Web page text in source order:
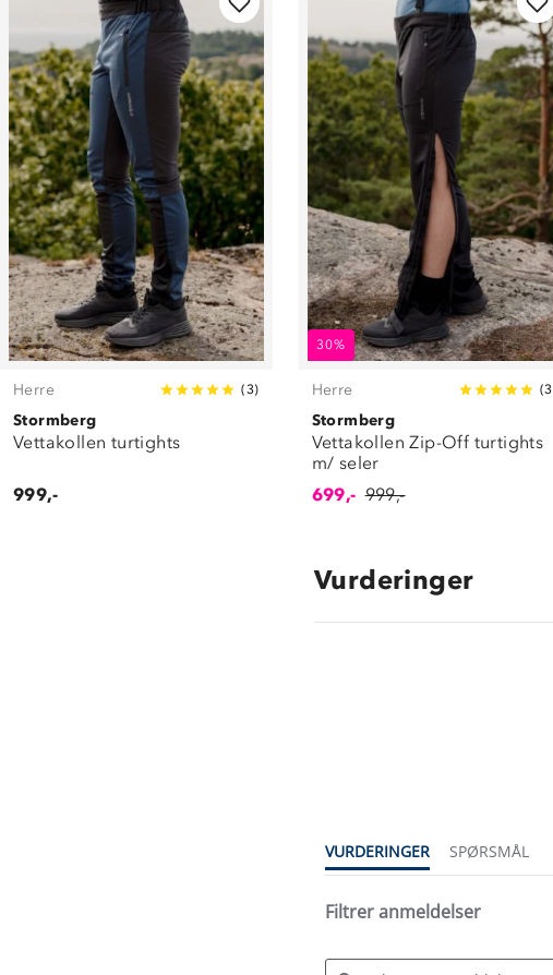
Herre (3)
Stormberg
Vettakollen turtights
999,-
30%
Herre (3
Stormberg
Vettakollen Zip-Off turtights
m/ seler
699,- 999,-
Vurderinger
VURDERINGER
SPØRSMÅL
Filtrer anmeldelser